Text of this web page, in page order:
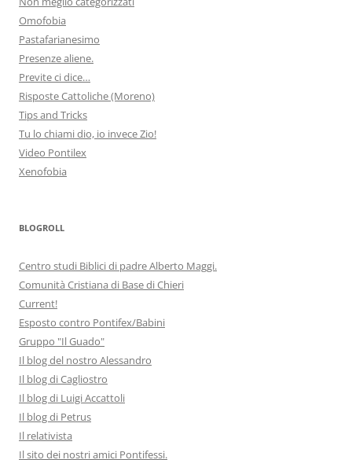
Omofobia
Pastafarianesimo
Presenze aliene.
Previte ci dice…
Risposte Cattoliche (Moreno)
Tips and Tricks
Tu lo chiami dio, io invece Zio!
Video Pontilex
Xenofobia
BLOGROLL
Centro studi Biblici di padre Alberto Maggi.
Comunità Cristiana di Base di Chieri
Current!
Esposto contro Pontifex/Babini
Gruppo "Il Guado"
Il blog del nostro Alessandro
Il blog di Cagliostro
Il blog di Luigi Accattoli
Il blog di Petrus
Il relativista
Il sito dei nostri amici Pontifessi.